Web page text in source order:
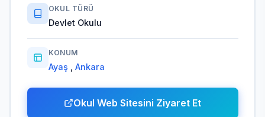
OKUL TÜRÜ
Devlet Okulu
KONUM
Ayaş Ankara
Okul Web Sitesini Ziyaret Et